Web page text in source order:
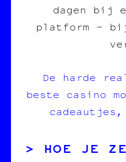
dagen bij
platform –
De harde
beste casino
HOE JE